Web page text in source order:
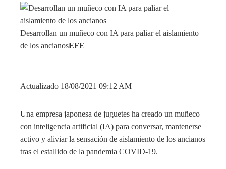
Desarrollan un muñeco con IA para paliar el aislamiento
de los ancianosEFE
Actualizado 18/08/2021 09:12 AM
Una empresa japonesa de juguetes ha creado un muñeco
con inteligencia artificial (IA) para conversar, mantenerse
activo y aliviar la sensación de aislamiento de los ancianos
tras el estallido de la pandemia COVID-19.